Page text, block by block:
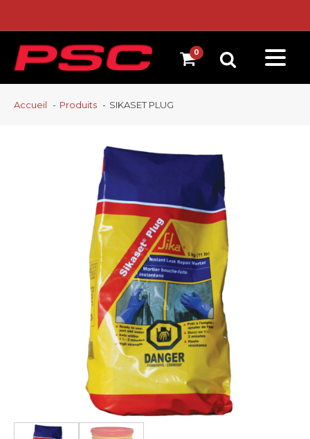
Accueil Produits SIKASET PLUG